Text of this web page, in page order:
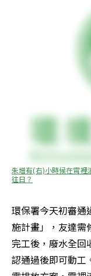
朱增有(右)小時候在霄裡
往日？
環保署今天初審通
施計畫」，友達需
完工後，廢水全回
認通過後即可動工